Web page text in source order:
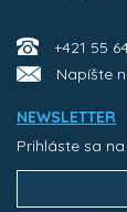
+421 55
Napíšte
NEWSLETTER
Prihláste sa